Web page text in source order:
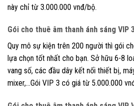
này chỉ từ 3.000.000 vnđ/bộ.
Gói cho thuê âm thanh ánh sáng VIP
Quy mô sự kiện trên 200 người thì gói
lựa chọn tốt nhất cho bạn. Sở hữu 6-8
vang số, các đầu dây kết nối thiết bị,
mixer,…Gói VIP 3 có giá từ 5.000.000